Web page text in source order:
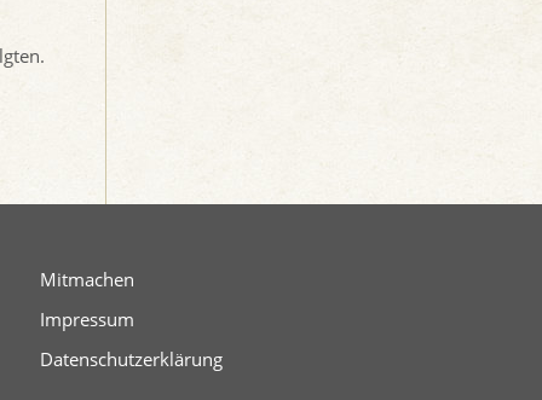
Mitmachen
Impressum
Datenschutzerklärung